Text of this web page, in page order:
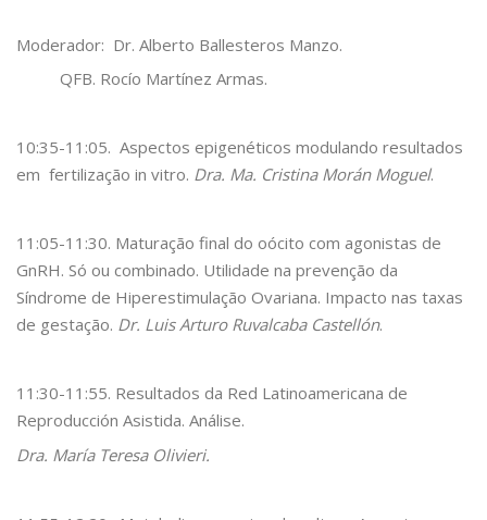
Moderador: Dr. Alberto Ballesteros Manzo.
QFB. Rocío Martínez Armas.
10:35-11:05. Aspectos epigenéticos modulando resultados
em fertilização in vitro. Dra. Ma. Cristina Morán Moguel.
11:05-11:30. Maturação final do oócito com agonistas de
GnRH. Só ou combinado. Utilidade na prevenção da
Síndrome de Hiperestimulação Ovariana. Impacto nas taxas
de gestação. Dr. Luis Arturo Ruvalcaba Castellón.
11:30-11:55. Resultados da Red Latinoamericana de
Reproducción Asistida. Análise.
Dra. María Teresa Olivieri.